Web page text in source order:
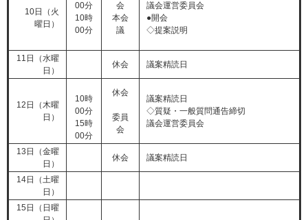
10日（火
曜日）
00分
10時
00分
会
本会
議
議会運営委員会
●開会
◇提案説明
11日（水曜
日）
休会 議案精読日
12日（木曜
日）
10時
00分
15時
00分
休会
委員
会
議案精読日
◇質疑・一般質問通告締切
議会運営委員会
13日（金曜
日）
休会 議案精読日
14日（土曜
日）
15日（日曜